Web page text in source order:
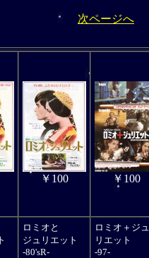
次ページへ
￥100 ￥100
ロミオと
ジュリエット
-80'sR-
ロミオ＋ジュ
リエット
-97-